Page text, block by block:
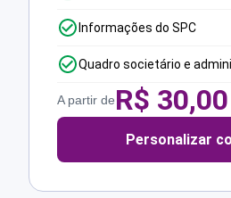
Informações do SPC
Quadro societário e
A partir deR$ 30,00
Personalizar